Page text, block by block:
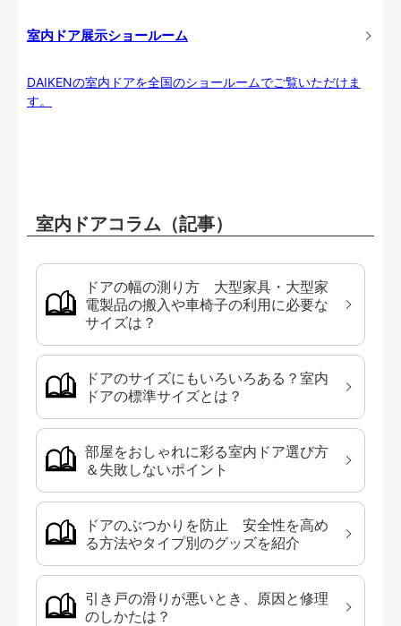
室内ドア展示ショールーム
DAIKENの室内ドアを全国のショールームでご覧いただけま
す。
室内ドアコラム（記事）
ドアの幅の測り方 大型家具・大型家
電製品の搬入や車椅子の利用に必要な
サイズは？
ドアのサイズにもいろいろある？室内
ドアの標準サイズとは？
部屋をおしゃれに彩る室内ドア選び方
＆失敗しないポイント
ドアのぶつかりを防止 安全性を高め
る方法やタイプ別のグッズを紹介
引き戸の滑りが悪いとき、原因と修理
のしかたは？